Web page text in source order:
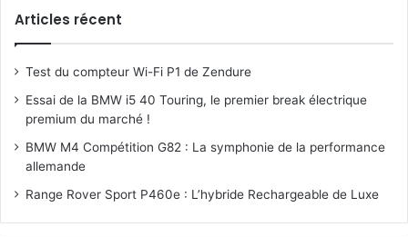
Articles récent
Test du compteur Wi-Fi P1 de Zendure
Essai de la BMW i5 40 Touring, le premier break électrique
premium du marché !
BMW M4 Compétition G82 : La symphonie de la performance
allemande
Range Rover Sport P460e : L’hybride Rechargeable de Luxe